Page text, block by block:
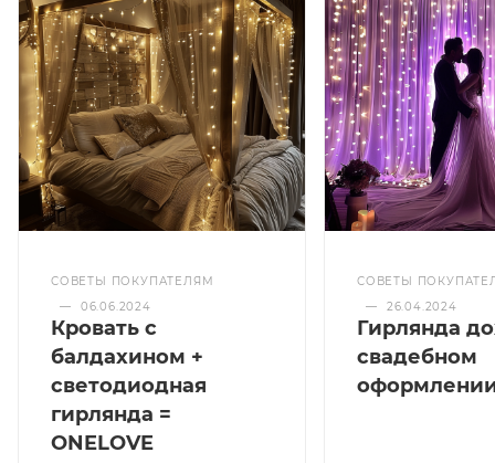
СОВЕТЫ ПОКУПАТЕЛЯМ
—
06.06.2024
Кровать с
балдахином +
светодиодная
гирлянда =
ONELOVE
СОВЕТЫ
—
26.04.2024
Гирлянда
свадебном